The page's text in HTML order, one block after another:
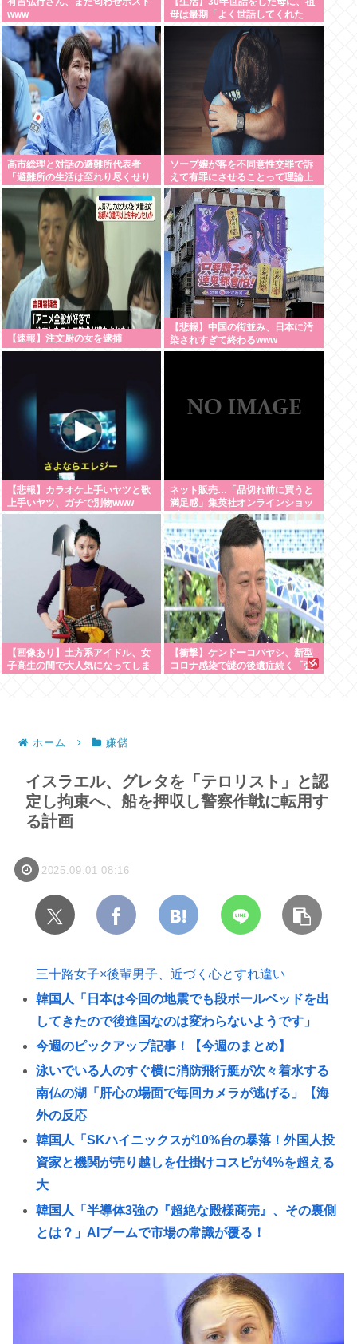
www
母は最期「よく世話してくれた
ね。ずっと嫌いだったのが残念だ
よ」と言って死んだ
高市総理と対話の避難所代表者
「避難所の生活は至れり尽くせり
で全く不自由ない、ありがとう！
日本人でよかった！」
ソープ嬢が客を不同意性交罪で訴
えて有罪にさせることって理論上
可能？
【速報】注文厨の女を逮捕
【悲報】中国の街並み、日本に汚
染されすぎて終わるwww
【悲報】カラオケ上手いヤツと歌
上手いヤツ、ガチで別物www
ネット販売…「品切れ前に買うと
満足感」集英社オンラインショッ
プで“43億円分”キャンセルか
200超のメールアカウント使い大
量注文 32歳女を逮捕 [8/6]
【画像あり】土方系アイドル、女
子高生の間で大人気になってしま
【衝撃】ケンドーコバヤシ、新型
コロナ感染で謎の後遺症続く「強
ホーム 嫌儲
イスラエル、グレタを「テロリスト」と認
定し拘束へ、船を押収し警察作戦に転用す
る計画
2025.09.01 08:16
三十路女子×後輩男子、近づく心とすれ違い
韓国人「日本は今回の地震でも段ボールベッドを出
してきたので後進国なのは変わらないようです」
今週のピックアップ記事！【今週のまとめ】
泳いでいる人のすぐ横に消防飛行艇が次々着水する
南仏の湖「肝心の場面で毎回カメラが逃げる」【海
外の反応
韓国人「SKハイニックスが10%台の暴落！外国人投
資家と機関が売り越しを仕掛けコスピが4%を超える
大
韓国人「半導体3強の『超絶な殿様商売』、その裏側
とは？」AIブームで市場の常識が覆る！
早稲田大生、複数名がゴールドカードのポイント詐